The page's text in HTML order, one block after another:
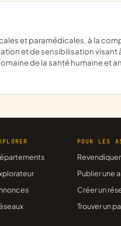
et de sensibilisation visant
de la santé humaine et
POUR LES
Publier une
Créer un
Trouver un